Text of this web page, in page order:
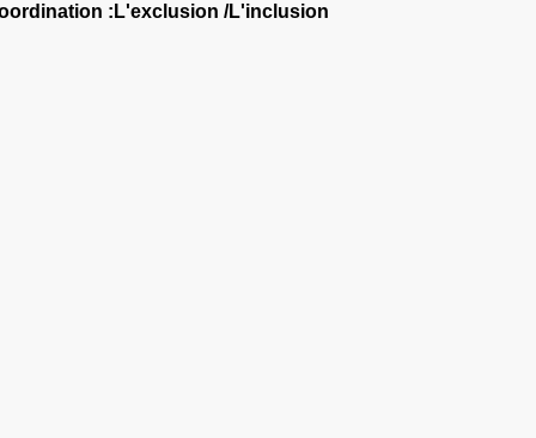
:L'exclusion /L'inclusion